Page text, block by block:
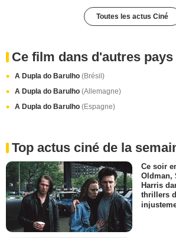
Toutes les actus Ciné
Ce film dans d'autres pays
A Dupla do Barulho (Brésil)
A Dupla do Barulho (Allemagne)
A Dupla do Barulho (Espagne)
Top actus ciné de la
Ce soir
Oldman,
Harris
thrillers